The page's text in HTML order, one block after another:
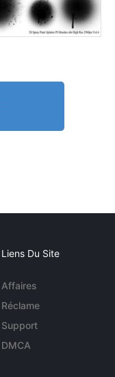
Liens Du Site
Affaires
Réclame
Support
DMCA